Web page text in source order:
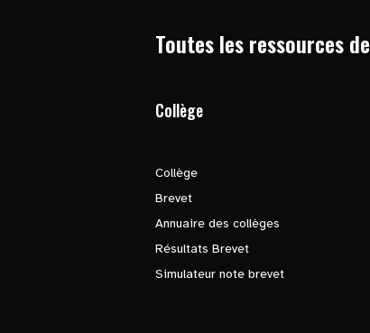
Toutes les ressources de
Collège
Collège
Brevet
Annuaire des collèges
Résultats Brevet
Simulateur note brevet